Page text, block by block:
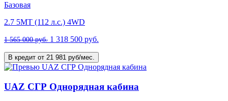
Базовая
2.7 5MT (112 л.с.) 4WD
1 565 000 руб. 1 318 500 руб.
В кредит от 21 981 руб/мес.
UAZ СГР Однорядная кабина